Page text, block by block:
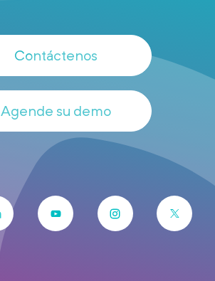
Contáctenos
Agende su demo